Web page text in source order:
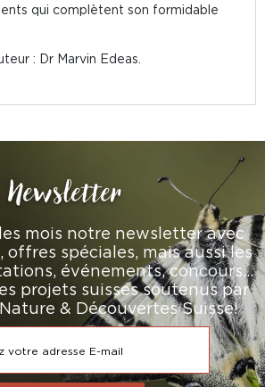
qui complètent son formidable
: Dr Marvin Edeas.
Newsletter
mois notre newsletter avec
offres spéciales, mais aussi les
événements, concours…
projets suisses soutenus par
& Découvertes Suisse!